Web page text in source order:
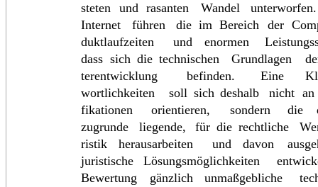
steten und rasanten Wandel
Internet
führen die im Bereich der
duktlaufzeiten
und enormen
dass sich die technischen Grundlagen
terentwicklung
befinden. Eine
wortlichkeiten
soll sich deshalb nicht an
fikationen
orientieren, sondern die
zugrunde
liegende, für die rechtliche
ristik
herausarbeiten und davon
juristische
Lösungsmöglichkeiten
Bewertung
gänzlich unmaßgebliche